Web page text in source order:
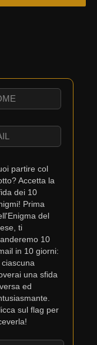
partire col
Accetta la
dei 10
Prima
del
ti
10
in 10 giorni:
ciascuna
una sfida
ed
sul flag per